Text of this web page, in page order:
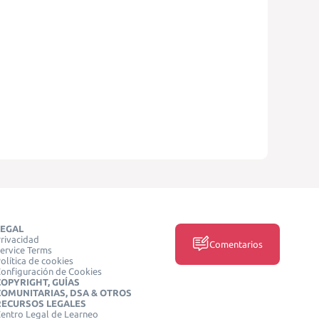
Terms
de cookies
de Cookies
GUÍAS
DSA & OTROS
LEGALES
Legal de Learneo
Comentarios